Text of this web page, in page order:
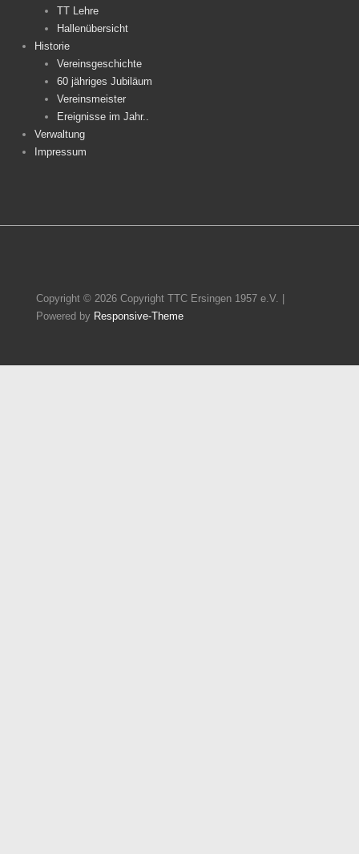
TT Lehre
Hallenübersicht
Historie
Vereinsgeschichte
60 jähriges Jubiläum
Vereinsmeister
Ereignisse im Jahr..
Verwaltung
Impressum
Copyright © 2026 Copyright TTC Ersingen 1957 e.V.
Powered by Responsive-Theme